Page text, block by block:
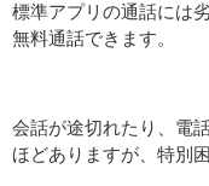
標準アプリの通話には
無料通話できます。
会話が途切れたり、電
ほどありますが、特別